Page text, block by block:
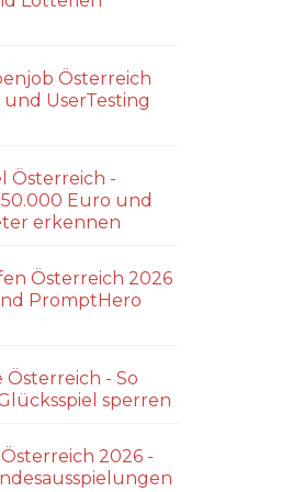
Österreich
UserTesting
Österreich -
Euro und
erkennen
Österreich 2026
PromptHero
Österreich - So
sperren
2026 -